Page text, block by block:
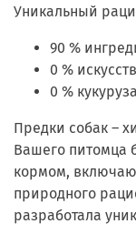
Уникальный
90 %
0 %
0 %
Предки собак –
Вашего питомца
кормом,
природного
разработала